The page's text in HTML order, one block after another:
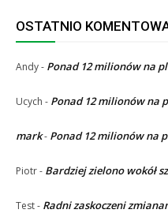
OSTATNIO
Andy- Ponad 12 milionów na
Ucych - Ponad 12 milionów na
mark- Ponad 12 milionów na
Piotr- Bardziej zielono wokół
Test- Radni zaskoczeni